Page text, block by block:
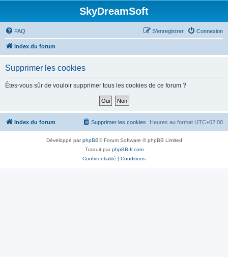
SkyDreamSoft
FAQ Connexion
S’enregistrer
Index du forum
Supprimer les cookies
Êtes-vous sûr de vouloir supprimer tous les cookies de ce forum ?
Index du forum Heures au format UTC+02:00
Supprimer les cookies
Développé parphpBB® Forum Software © phpBB Limited
Traduit parphpBB-fr.com
Confidentialité | Conditions